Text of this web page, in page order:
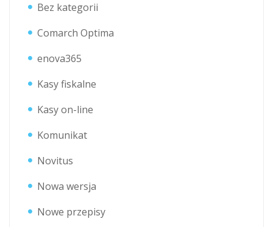
Bez kategorii
Comarch Optima
enova365
Kasy fiskalne
Kasy on-line
Komunikat
Novitus
Nowa wersja
Nowe przepisy